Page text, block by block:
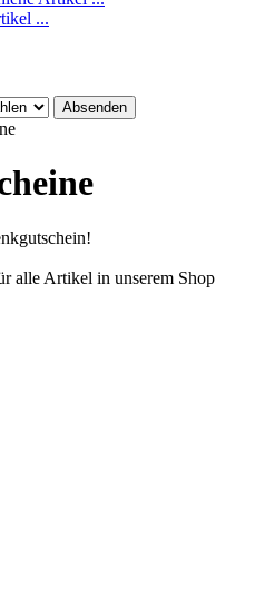
...
alle Artikel in unserem Shop